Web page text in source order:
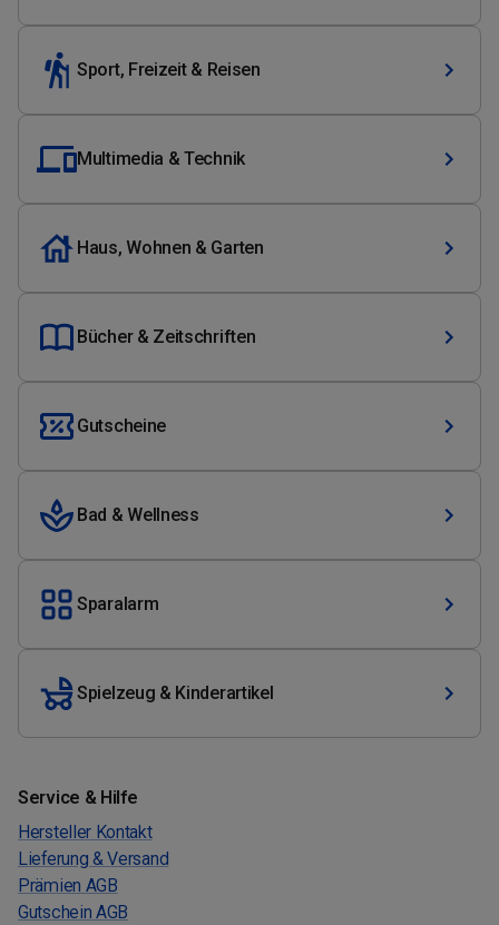
Sport, Freizeit & Reisen
Multimedia & Technik
Haus, Wohnen & Garten
Bücher & Zeitschriften
Gutscheine
Bad & Wellness
Sparalarm
Spielzeug & Kinderartikel
Service & Hilfe
Hersteller Kontakt
Lieferung & Versand
Prämien AGB
Gutschein AGB